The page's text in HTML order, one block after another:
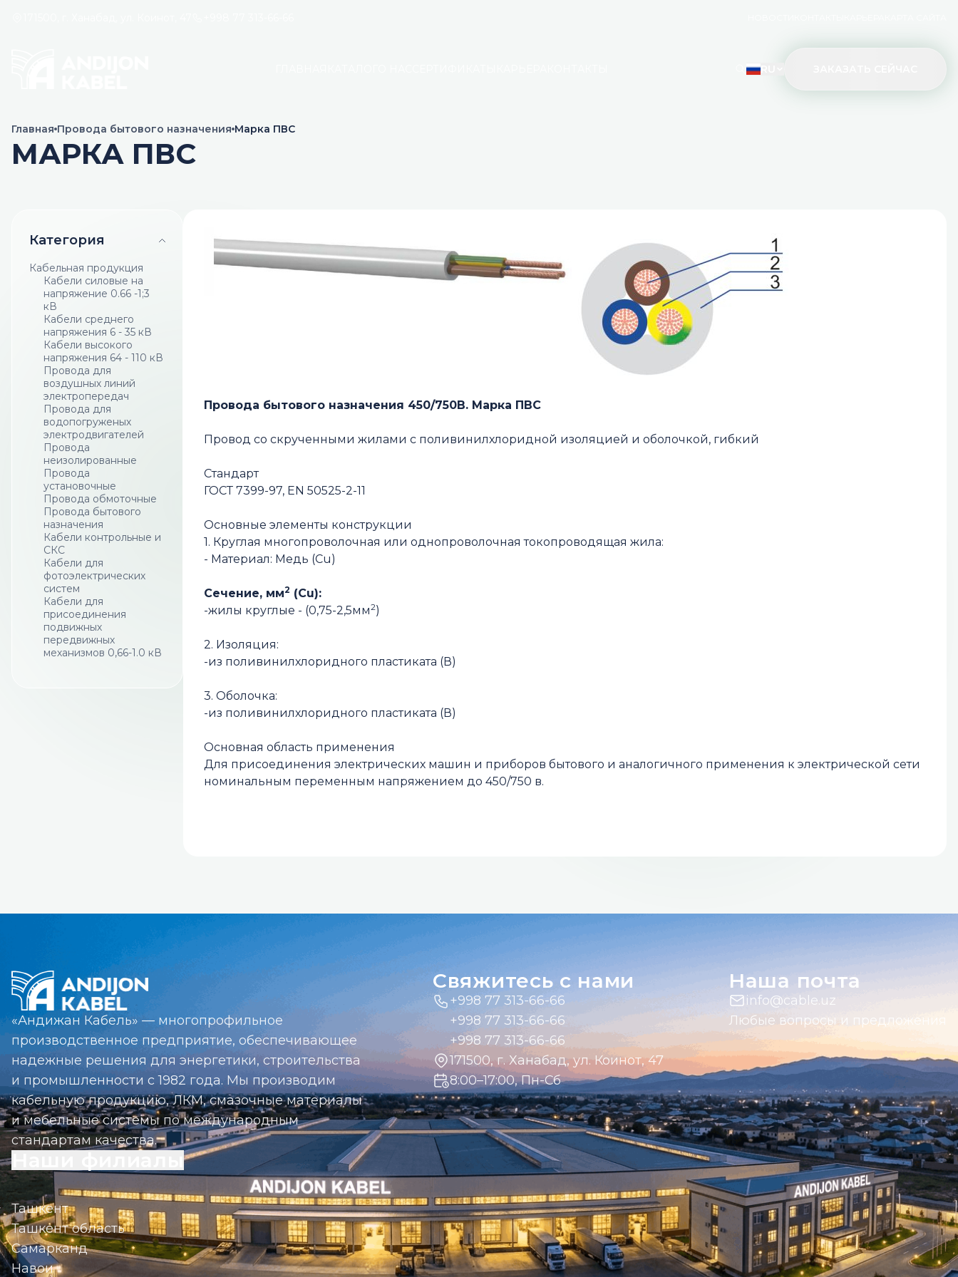
Главная Провода бытового назначения Марка ПВС
МАРКА ПВС
Категория
Кабельная продукция
Кабели силовые на
напряжение 0.66 -1;3
кВ
Кабели среднего
напряжения 6 - 35 кВ
Кабели высокого
напряжения 64 - 110 кВ
Провода для
воздушных линий
электропередач
Провода для
водопогруженых
электродвигателей
Провода
неизолированные
Провода
установочные
Провода обмоточные
Провода бытового
назначения
Кабели контрольные и
СКС
Кабели для
фотоэлектрических
систем
Кабели для
присоединения
подвижных
передвижных
механизмов 0,66-1.0 кВ
Провода бытового назначения 450/750В. Марка ПВС
Провод со скрученными жилами с поливинилхлоридной изоляцией и оболочкой, гибкий
Стандарт
ГОСТ 7399-97, EN 50525-2-11
Основные элементы конструкции
1. Круглая многопроволочная или однопроволочная токопроводящая жила:
- Материал: Медь (Cu)
Сечение, мм2 (Cu):
-жилы круглые - (0,75-2,5мм2)
2. Изоляция:
-из поливинилхлоридного пластиката (В)
3. Оболочка:
-из поливинилхлоридного пластиката (В)
Основная область применения
Для присоединения электрических машин и приборов бытового и аналогичного применения к электрической сети
номинальным переменным напряжением до 450/750 в.
«Андижан Кабель» — многопрофильное
производственное предприятие, обеспечивающее
надежные решения для энергетики, строительства
и промышленности с 1982 года. Мы производим
кабельную продукцию, ЛКМ, смазочные материалы
и мебельные системы по международным
стандартам качества.
Свяжитесь с нами
+998 77 313-66-66
+998 77 313-66-66
+998 77 313-66-66
171500, г. Ханабад, ул. Коинот, 47
8:00–17:00, Пн-Сб
Наша почта
info@cable.uz
Любые вопросы и предложения
Наши филиалы
Ташкент
Ташкент область
Самарканд
Навои